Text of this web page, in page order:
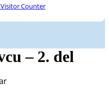
Visitor Counter
– 2. del